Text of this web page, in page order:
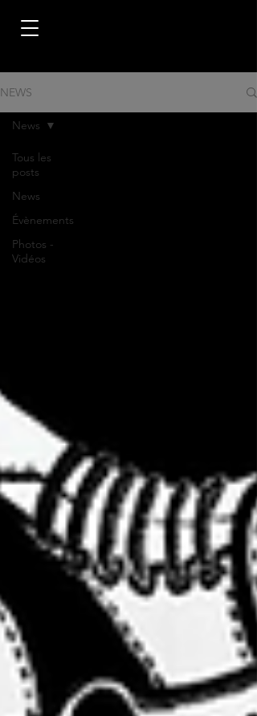
NEWS
Tous les
posts
News
Évènements
Photos -
Vidéos
News